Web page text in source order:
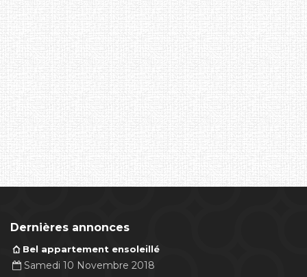
Dernières annonces
Bel appartement ensoleillé
Samedi 10 Novembre 2018